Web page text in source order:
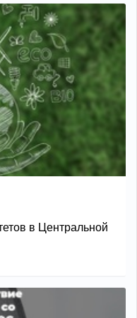
в Центральной